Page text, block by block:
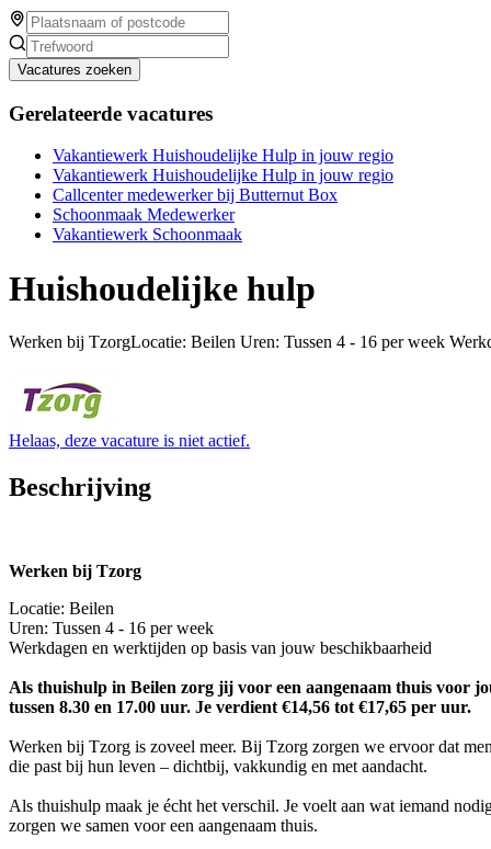
Vacatures zoeken
Gerelateerde vacatures
Vakantiewerk Huishoudelijke Hulp in jouw regio
Vakantiewerk Huishoudelijke Hulp in jouw regio
Callcenter medewerker bij Butternut Box
Schoonmaak Medewerker
Vakantiewerk Schoonmaak
Huishoudelijke hulp
Werken bij TzorgLocatie: Beilen Uren: Tussen 4 - 16 per week
Helaas, deze vacature is niet actief.
Beschrijving
Werken bij Tzorg
Locatie: Beilen
Uren: Tussen 4 - 16 per week
Werkdagen en werktijden op basis van jouw beschikbaarheid
Als thuishulp in Beilen zorg jij voor een aangenaam thuis voor
tussen 8.30 en 17.00 uur. Je verdient €14,56 tot €17,65 per uur.
Werken bij Tzorg is zoveel meer. Bij Tzorg zorgen we ervoor dat
die past bij hun leven – dichtbij, vakkundig en met aandacht.
Als thuishulp maak je écht het verschil. Je voelt aan wat iemand
zorgen we samen voor een aangenaam thuis.